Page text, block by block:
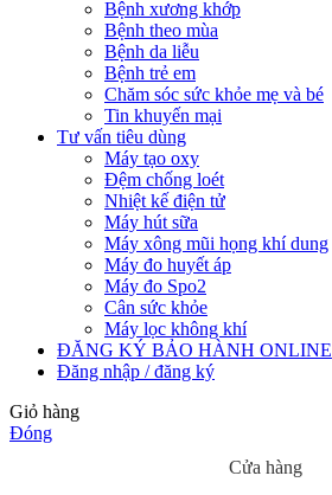
Bệnh xương khớp
Bệnh theo mùa
Bệnh da liễu
Bệnh trẻ em
Chăm sóc sức khỏe mẹ và bé
Tin khuyến mại
Tư vấn tiêu dùng
Máy tạo oxy
Đệm chống loét
Nhiệt kế điện tử
Máy hút sữa
Máy xông mũi họng khí dung
Máy đo huyết áp
Máy đo Spo2
Cân sức khỏe
Máy lọc không khí
ĐĂNG KÝ BẢO HÀNH ONLINE
Đăng nhập / đăng ký
Giỏ hàng
Đóng
Cửa hàng